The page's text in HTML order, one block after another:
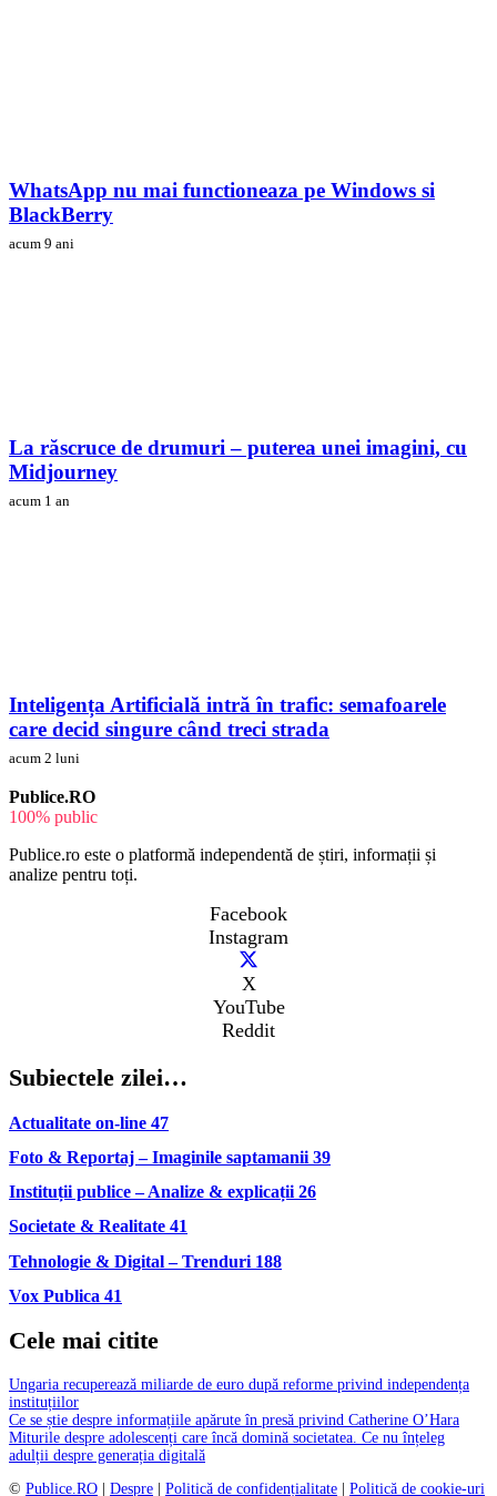
WhatsApp nu mai functioneaza pe Windows si
BlackBerry
acum 9 ani
La răscruce de drumuri – puterea unei imagini, cu
Midjourney
acum 1 an
Inteligența Artificială intră în trafic: semafoarele
care decid singure când treci strada
acum 2 luni
Publice.RO
100% public
Publice.ro este o platformă independentă de știri, informații și
analize pentru toți.
Facebook
Instagram
X
YouTube
Reddit
Subiectele zilei…
Actualitate on-line 47
Foto & Reportaj – Imaginile saptamanii 39
Instituții publice – Analize & explicații 26
Societate & Realitate 41
Tehnologie & Digital – Trenduri 188
Vox Publica 41
Cele mai citite
Ungaria recuperează miliarde de euro după reforme privind independența
instituțiilor
Ce se știe despre informațiile apărute în presă privind Catherine O’Hara
Miturile despre adolescenți care încă domină societatea. Ce nu înțeleg
adulții despre generația digitală
© Publice.RO Despre Politică de confidențialitate Politică de cookie-uri